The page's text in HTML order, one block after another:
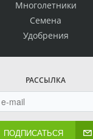
Многолетники
Семена
Удобрения
РАССЫЛКА
ПОДПИСАТЬСЯ